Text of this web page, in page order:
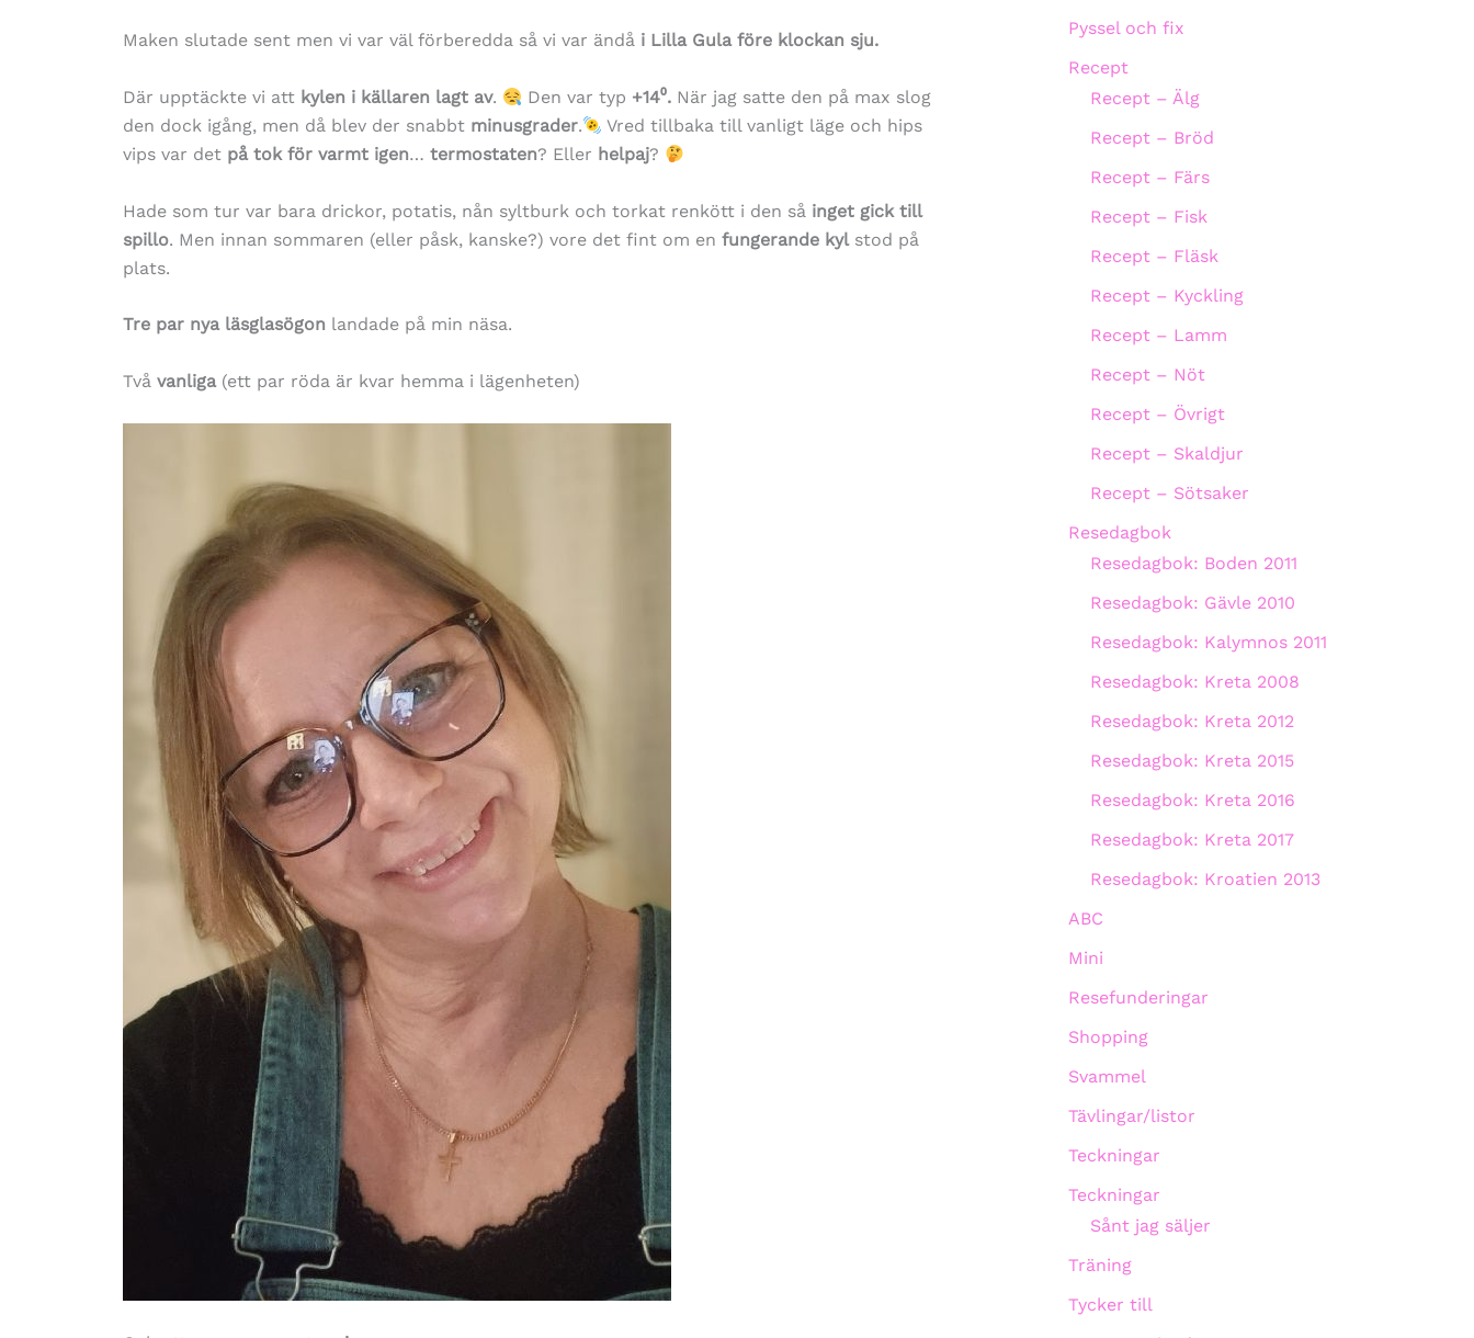
Maken slutade sent men vi var väl förberedda så vi var ändå i Lilla Gula före klockan sju.
Där upptäckte vi att kylen i källaren lagt av. Den var typ +14⁰. När jag satte den på max slog
den dock igång, men då blev der snabbt minusgrader.
Vred tillbaka till vanligt läge och hips
vips var det på tok för varmt igen… termostaten? Eller helpaj?
Hade som tur var bara drickor, potatis, nån syltburk och torkat renkött i den så inget gick till
spillo. Men innan sommaren (eller påsk, kanske?) vore det fint om en fungerande kylstod på
plats.
Tre par nya läsglasögon landade på min näsa.
Två vanliga(ett par röda är kvar hemma i lägenheten)
Pyssel och fix
Recept
Recept – Älg
Recept – Bröd
Recept – Färs
Recept – Fisk
Recept – Fläsk
Recept – Kyckling
Recept – Lamm
Recept – Nöt
Recept – Övrigt
Recept – Skaldjur
Recept – Sötsaker
Resedagbok
Resedagbok: Boden 2011
Resedagbok: Gävle 2010
Resedagbok: Kalymnos 2011
Resedagbok: Kreta 2008
Resedagbok: Kreta 2012
Resedagbok: Kreta 2015
Resedagbok: Kreta 2016
Resedagbok: Kreta 2017
Resedagbok: Kroatien 2013
ABC
Mini
Resefunderingar
Shopping
Svammel
Tävlingar/listor
Teckningar
Teckningar
Sånt jag säljer
Träning
Tycker till